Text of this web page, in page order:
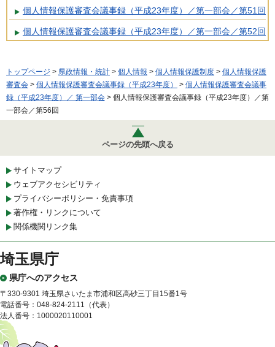
個人情報保護審査会議事録（平成23年度）／第一部会／第51回
個人情報保護審査会議事録（平成23年度）／第一部会／第52回
トップページ > 県政情報・統計 > 個人情報 > 個人情報保護制度 > 個人情報保護
審査会 > 個人情報保護審査会議事録（平成23年度） > 個人情報保護審査会議事
録（平成23年度）／ 第一部会 > 個人情報保護審査会議事録（平成23年度）／第
一部会／第56回
ページの先頭へ戻る
サイトマップ
ウェブアクセシビリティ
プライバシーポリシー・免責事項
著作権・リンクについて
関係機関リンク集
埼玉県庁
県庁へのアクセス
〒330-9301 埼玉県さいたま市浦和区高砂三丁目15番1号
電話番号：048-824-2111（代表）
法人番号：1000020110001